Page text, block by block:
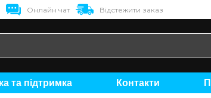
Онлайн чат Відстежити заказ
та підтримка Контакти